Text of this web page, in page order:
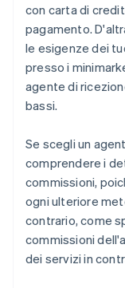
con carta di
pagamento.
le esigenze dei
presso i
agente di
bassi.
Se scegli un
comprendere i
commissioni,
ogni ulteriore
contrario, come
commissioni
dei servizi in